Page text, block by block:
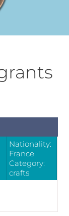
Nationality:
France
Category:
crafts